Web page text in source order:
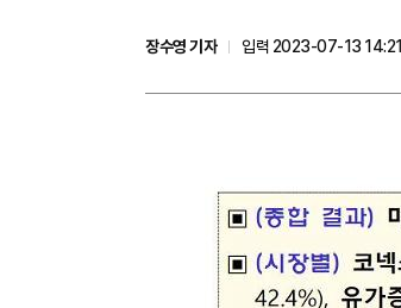
장수영 기자
입력 2023-07-13 14:21